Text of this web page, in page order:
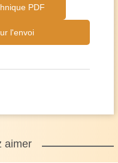
PDF
l'envoi
aimer